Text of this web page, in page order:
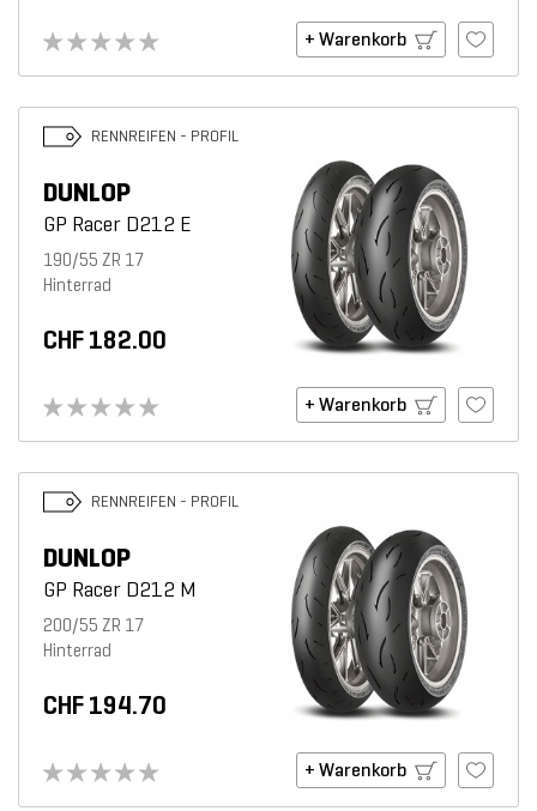
+ Warenkorb
RENNREIFEN - PROFIL
DUNLOP
GP Racer D212 E
190/55 ZR 17
Hinterrad
CHF 182.00
+ Warenkorb
RENNREIFEN - PROFIL
DUNLOP
GP Racer D212 M
200/55 ZR 17
Hinterrad
CHF 194.70
+ Warenkorb